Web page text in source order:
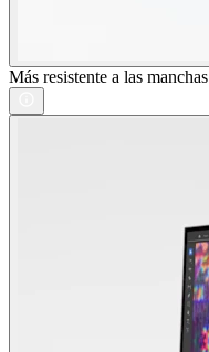
Más resistente a las manchas